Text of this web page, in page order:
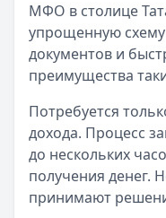
Опубликовано:5
Категория:МФО
Читать новость
57 сервисов
Опубликовано:23
Категория:МФО
Читать новость
Смс о «одобренном
Кратко:Пришло СМС об
МФО в столице
упрощенную
документов и
преимущества
Потребуется
дохода. Процесс
до нескольких
получения денег.
принимают